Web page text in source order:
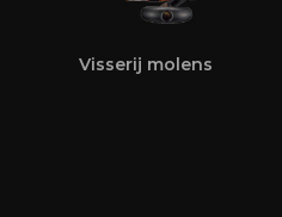
Visserij molens